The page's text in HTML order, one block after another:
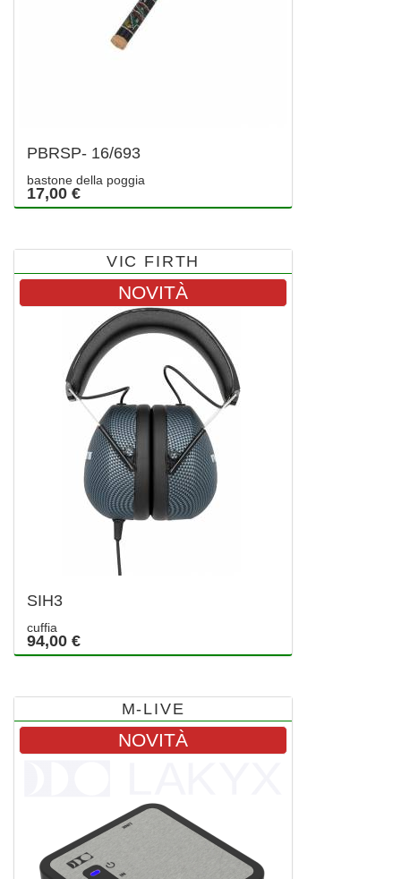
PBRSP- 16/693
bastone della poggia
17,00 €
VIC FIRTH
NOVITÀ
SIH3
cuffia
94,00 €
M-LIVE
NOVITÀ